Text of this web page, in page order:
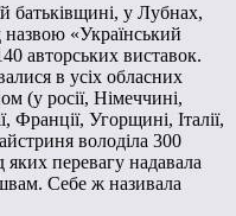
батьківщині, у Лубнах,
назвою «Український
авторських виставок.
в усіх обласних
(у росії, Німеччині,
Франції, Угорщині, Італії,
володіла 300
перевагу надавала
Себе ж називала